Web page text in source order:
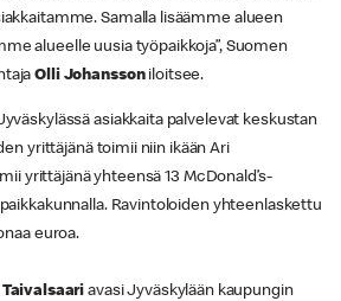
Samalla lisäämme alueen
alueelle uusia työpaikkoja”, Suomen
Olli Johanssoniloitsee.
asiakkaita palvelevat keskustan
yrittäjänä toimii niin ikään Ari
yrittäjänä yhteensä 13 McDonald’s-
Ravintoloiden yhteenlaskettu
euroa.
Taivalsaari avasi Jyväskylään kaupungin